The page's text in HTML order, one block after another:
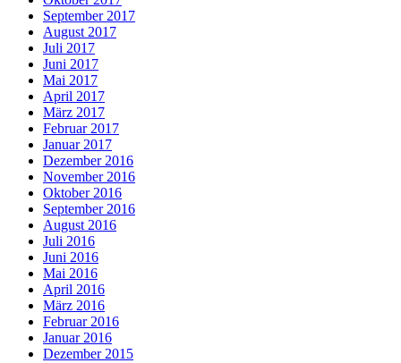
September 2017
August 2017
Juli 2017
Juni 2017
Mai 2017
April 2017
März 2017
Februar 2017
Januar 2017
Dezember 2016
November 2016
Oktober 2016
September 2016
August 2016
Juli 2016
Juni 2016
Mai 2016
April 2016
März 2016
Februar 2016
Januar 2016
Dezember 2015